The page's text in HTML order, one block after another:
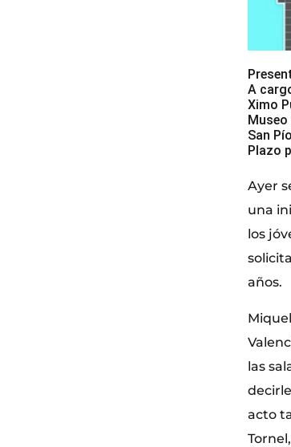
A
Ximo
Museo
San
Plazo
Ayer
una
los
años.
las
acto